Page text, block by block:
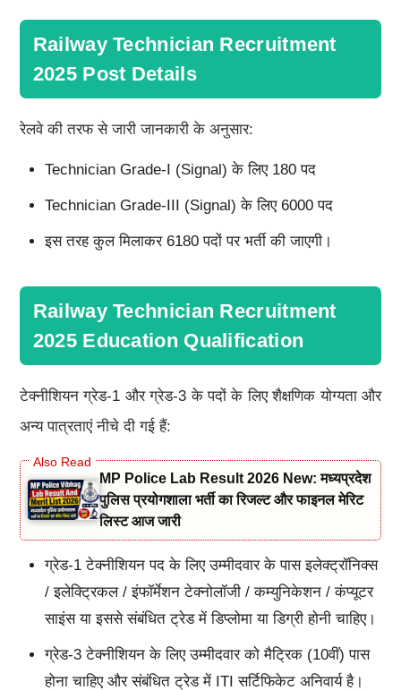
Railway Technician Recruitment
2025 Post Details
रेलवे की तरफ से जारी जानकारी के अनुसार:
Technician Grade-I (Signal) के लिए 180 पद
Technician Grade-III (Signal) के लिए 6000 पद
इस तरह कुल मिलाकर 6180 पदों पर भर्ती की जाएगी।
Railway Technician Recruitment
2025 Education Qualification
टेक्नीशियन ग्रेड-1 और ग्रेड-3 के पदों के लिए शैक्षणिक योग्यता और
अन्य पात्रताएं नीचे दी गई हैं:
MP Police Lab Result 2026 New: मध्यप्रदेश
पुलिस प्रयोगशाला भर्ती का रिजल्ट और फाइनल मेरिट
लिस्ट आज जारी
ग्रेड-1 टेक्नीशियन पद के लिए उम्मीदवार के पास इलेक्ट्रॉनिक्स
/ इलेक्ट्रिकल / इंफॉर्मेशन टेक्नोलॉजी / कम्युनिकेशन / कंप्यूटर
साइंस या इससे संबंधित ट्रेड में डिप्लोमा या डिग्री होनी चाहिए।
ग्रेड-3 टेक्नीशियन के लिए उम्मीदवार को मैट्रिक (10वीं) पास
होना चाहिए और संबंधित ट्रेड में ITI सर्टिफिकेट अनिवार्य है।